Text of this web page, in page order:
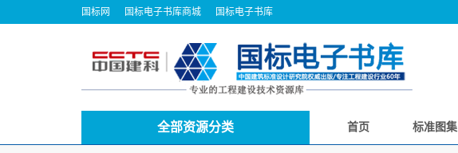
国标网 国标电子书库商城 国标电子书库
全部资源分类 首页 标准图集